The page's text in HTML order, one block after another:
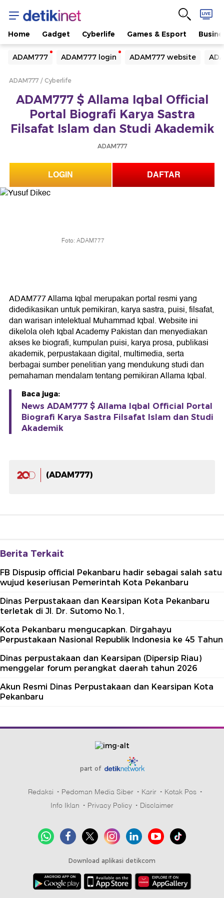
Home Gadget Cyberlife Games & Esport
ADAM777 ADAM777 login ADAM777 website
Yang sedang ramai dicari
Loading...
Loading...
ADAM777 Cyberlife
ADAM777 $ Allama Iqbal Official
Portal Biografi Karya Sastra
Filsafat Islam dan Studi Akademik
ADAM777
LOGIN DAFTAR
Foto: ADAM777
ADAM777 Allama Iqbal merupakan portal resmi yang
didedikasikan untuk pemikiran, karya sastra, puisi, filsafat,
dan warisan intelektual Muhammad Iqbal. Website ini
dikelola oleh Iqbal Academy Pakistan dan menyediakan
akses ke biografi, kumpulan puisi, karya prosa, publikasi
akademik, perpustakaan digital, multimedia, serta
berbagai sumber penelitian yang mendukung studi dan
pemahaman mendalam tentang pemikiran Allama Iqbal.
Baca juga:
News ADAM777 $ Allama Iqbal Official Portal
Biografi Karya Sastra Filsafat Islam dan Studi
Akademik
(ADAM777)
Berita Terkait
FB Dispusip official Pekanbaru hadir sebagai salah satu
wujud keseriusan Pemerintah Kota Pekanbaru
Dinas Perpustakaan dan Kearsipan Kota Pekanbaru
terletak di Jl. Dr. Sutomo No.1,
Kota Pekanbaru mengucapkan. Dirgahayu
Perpustakaan Nasional Republik Indonesia ke 45 Tahun
Dinas perpustakaan dan Kearsipan (Dipersip Riau)
menggelar forum perangkat daerah tahun 2026
Akun Resmi Dinas Perpustakaan dan Kearsipan Kota
Pekanbaru
part of
Redaksi Pedoman Media Siber Karir
Kotak Pos
Info Iklan
Privacy Policy Disclaimer
Download aplikasi detikcom